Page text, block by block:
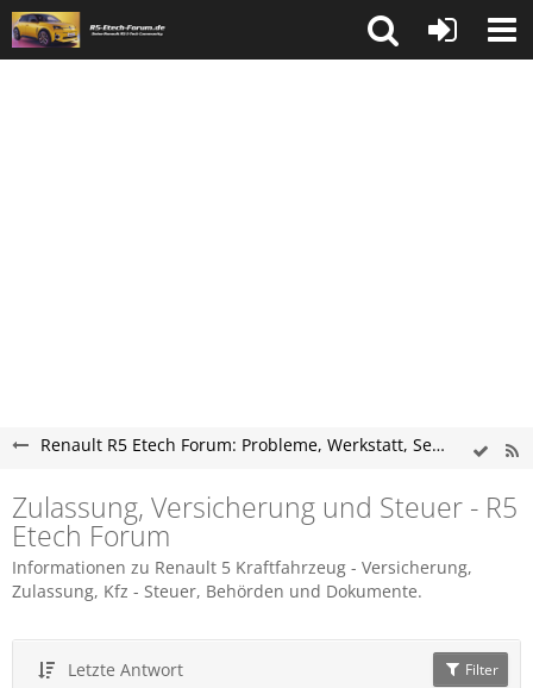
Renault R5 Etech Forum: Probleme, Werkstatt, Service und Tipps
Zulassung, Versicherung und Steuer - R5
Etech Forum
Informationen zu Renault 5 Kraftfahrzeug - Versicherung,
Zulassung, Kfz - Steuer, Behörden und Dokumente.
Letzte Antwort Filter